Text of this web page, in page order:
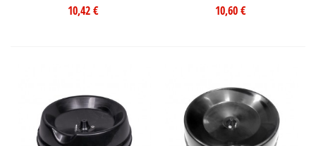
10,42 € 10,60 €